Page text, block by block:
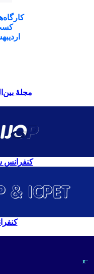
کسب
مجلۀ
کنفرانس